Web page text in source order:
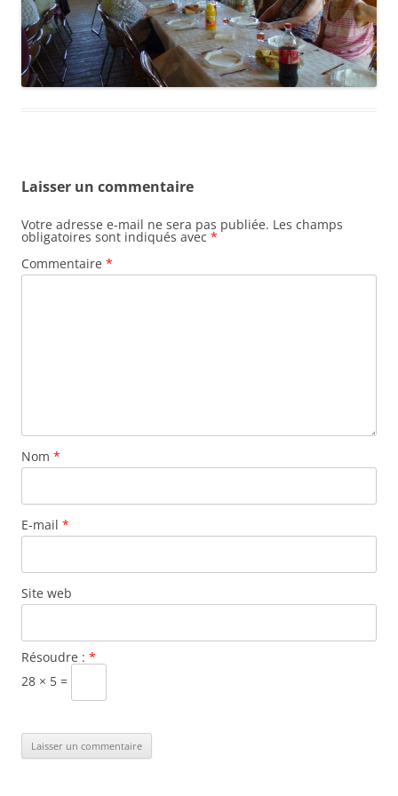
Laisser un commentaire
Votre adresse e-mail ne sera pas publiée. Les champs
obligatoires sont indiqués avec *
Commentaire *
Nom *
E-mail *
Site web
Résoudre : *
28 × 5 =